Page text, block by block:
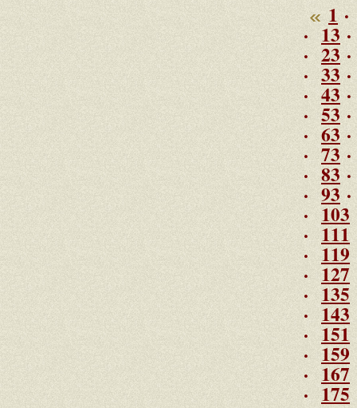
1·
· 13 ·
· 23 ·
· 33 ·
· 43 ·
· 53 ·
· 63 ·
· 73 ·
· 83 ·
· 93 ·
· 103
· 111
· 119
· 127
· 135
· 143
· 151
· 159
· 167
· 175